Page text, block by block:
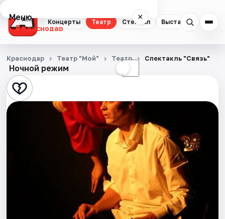
Концерты Театр Стендап Выставки
Меню ×
Краснодар
Концерты
Театр
Стендап
Ночной режим ☾
Краснодар Театр "Мой" Театр Спектакль "Связь"